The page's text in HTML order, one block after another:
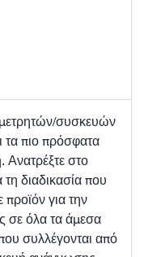
συσκευών
τα πιο πρόσφατα
Ανατρέξτε στο
τη διαδικασία που
προϊόν για την
σε όλα τα άμεσα
συλλέγονται από